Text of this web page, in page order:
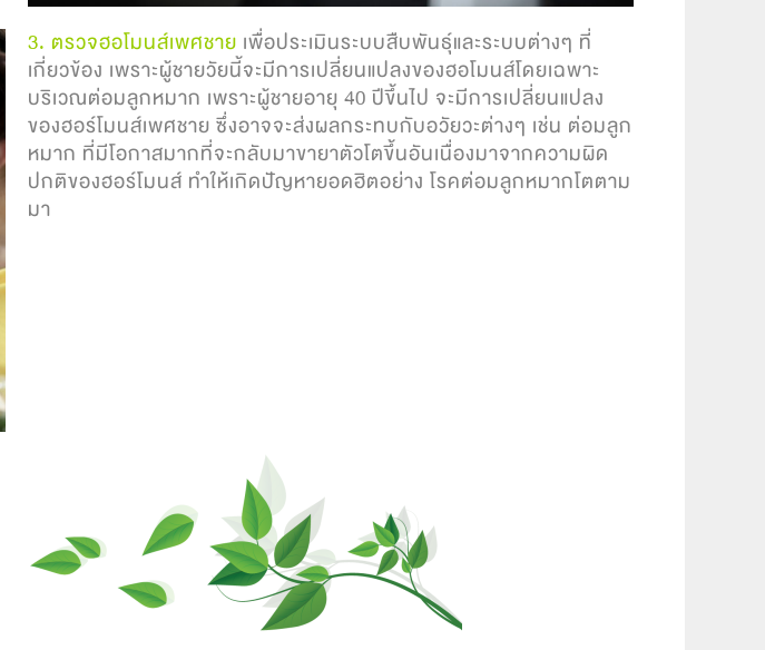
3. ตรวจฮอโมนส์เพศชาย เพื่อประเมินระบบสืบพันธ์ุและระบบต่างๆ ที่
เกี่ยวข้อง เพราะผู้ชายวัยนี้จะมีการเปลี่ยนแปลงของฮอโมนส์โดยเฉพาะ
บริเวณต่อมลูกหมาก เพราะผู้ชายอายุ 40 ปีขึ้นไป จะมีการเปลี่ยนแปลง
ของฮอร์โมนส์เพศชาย ซึ่งอาจจะส่งผลกระทบกับอวัยวะต่างๆ เช่น ต่อมลูก
หมาก ที่มีโอกาสมากที่จะกลับมาขายาตัวโตขึ้นอันเนื่องมาจากความผิด
ปกติของฮอร์โมนส์ ทำให้เกิดปัญหายอดฮิตอย่าง โรคต่อมลูกหมากโตตาม
มา